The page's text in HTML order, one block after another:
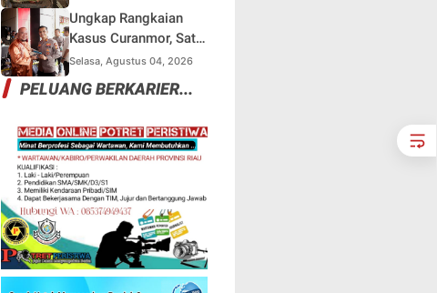
Tapi Mungkinkah Ada
Pemangsa Lain yang
Masih Mengintai ?
Ungkap Rangkaian
Kasus Curanmor, Satu
Unit Mobil L300 dan 5
Dikembalikan
Selasa, Agustus 04, 2026
PELUANG BERKARIER...